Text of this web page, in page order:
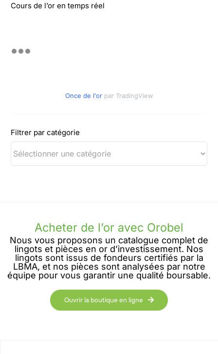
Cours de l’or en temps réel
Once de l'or par TradingView
Filtrer par catégorie
Acheter de l’or avec Orobel
Nous vous proposons un catalogue complet de
lingots et pièces en or d’investissement. Nos
lingots sont issus de fondeurs certifiés par la
LBMA, et nos pièces sont analysées par notre
équipe pour vous garantir une qualité boursable.
Ouvrir la boutique en ligne